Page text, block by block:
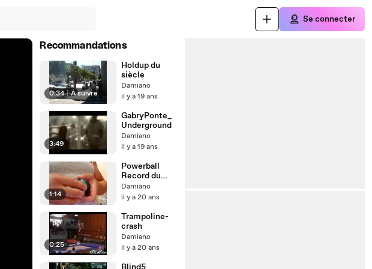
Se connecter
Recommandations
0:34 | À suivre
Holdup du
siècle
Damiano
il y a 19 ans
3:49
GabryPonte_
Underground
Damiano
il y a 19 ans
1:14
Powerball
Record du
monde !
Damiano
il y a 20 ans
0:25
Trampoline-
crash
Damiano
il y a 20 ans